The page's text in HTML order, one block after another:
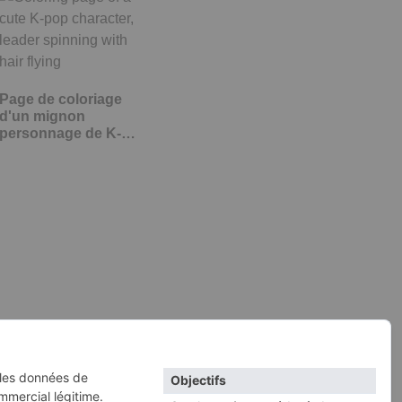
Page de coloriage
d'un mignon
personnage de K-